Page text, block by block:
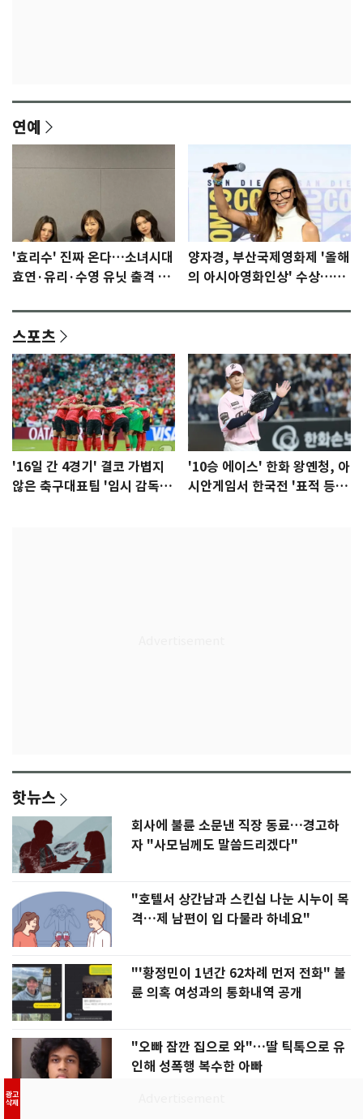
연예
'효리수' 진짜 온다…소녀시대
효연·유리·수영 유닛 출격 [N
양자경, 부산국제영화제 '올해
의 아시아영화인상' 수상…15
스포츠
'16일 간 4경기' 결코 가볍지
않은 축구대표팀 '임시 감독'
'10승 에이스' 한화 왕옌청, 아
시안게임서 한국전 '표적 등
핫뉴스
회사에 불륜 소문낸 직장 동료…경고하
자 "사모님께도 말씀드리겠다"
"호텔서 상간남과 스킨십 나눈 시누이 목
격…제 남편이 입 다물라 하네요"
"'황정민이 1년간 62차례 먼저 전화" 불
륜 의혹 여성과의 통화내역 공개
"오빠 잠깐 집으로 와"…딸 틱톡으로 유
인해 성폭행 복수한 아빠
광고
삭제